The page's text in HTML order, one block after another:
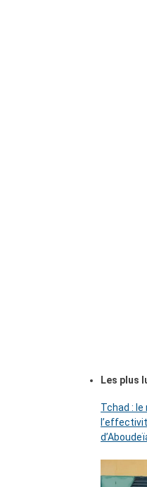
Les plus
Tchad :